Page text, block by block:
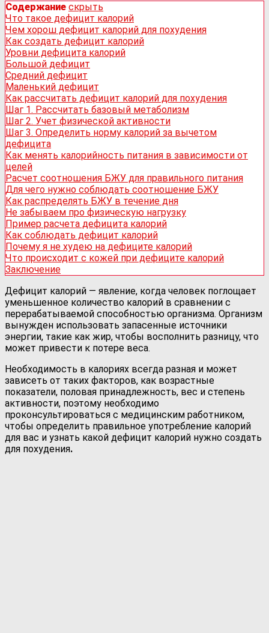
Содержание скрыть
Что такое дефицит калорий
Чем хорош дефицит калорий для похудения
Как создать дефицит калорий
Уровни дефицита калорий
Большой дефицит
Средний дефицит
Маленький дефицит
Как рассчитать дефицит калорий для похудения
Шаг 1. Рассчитать базовый метаболизм
Шаг 2. Учет физической активности
Шаг 3. Определить норму калорий за вычетом
дефицита
Как менять калорийность питания в зависимости от
целей
Расчет соотношения БЖУ для правильного питания
Для чего нужно соблюдать соотношение БЖУ
Как распределять БЖУ в течение дня
Не забываем про физическую нагрузку
Пример расчета дефицита калорий
Как соблюдать дефицит калорий
Почему я не худею на дефиците калорий
Что происходит с кожей при дефиците калорий
Заключение
Дефицит калорий — явление, когда человек поглощает
уменьшенное количество калорий в сравнении с
перерабатываемой способностью организма. Организм
вынужден использовать запасенные источники
энергии, такие как жир, чтобы восполнить разницу, что
может привести к потере веса.
Необходимость в калориях всегда разная и может
зависеть от таких факторов, как возрастные
показатели, половая принадлежность, вес и степень
активности, поэтому необходимо
проконсультироваться с медицинским работником,
чтобы определить правильное употребление калорий
для вас и узнать какой дефицит калорий нужно создать
для похудения.